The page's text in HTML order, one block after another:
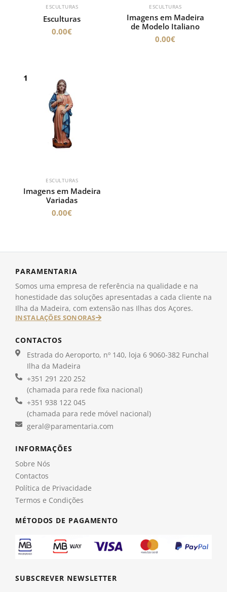
ESCULTURAS
Esculturas
0.00€
ESCULTURAS
Imagens em Madeira
de Modelo Italiano
0.00€
ESCULTURAS
Imagens em Madeira
Variadas
0.00€
PARAMENTARIA
Somos uma empresa de referência na qualidade e na
honestidade das soluções apresentadas a cada cliente na
Ilha da Madeira, com extensão nas Ilhas dos Açores.
INSTALAÇÕES SONORAS
CONTACTOS
Estrada do Aeroporto, nº 140, loja 6 9060-382 Funchal
Ilha da Madeira
+351 291 220 252
(chamada para rede fixa nacional)
+351 938 122 045
(chamada para rede móvel nacional)
geral@paramentaria.com
INFORMAÇÕES
Sobre Nós
Contactos
Política de Privacidade
Termos e Condições
MÉTODOS DE PAGAMENTO
SUBSCREVER NEWSLETTER